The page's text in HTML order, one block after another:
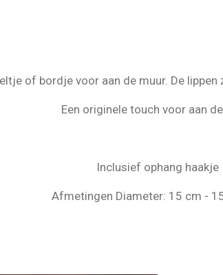
of bordje voor aan de muur. De
Een originele touch voor aan
Inclusief ophang haakje
Afmetingen Diameter: 15 cm -